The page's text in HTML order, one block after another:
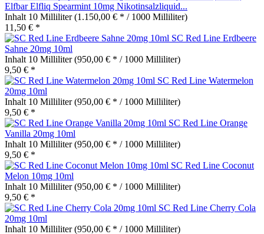
Elfbar Elfliq Spearmint 10mg Nikotinsalzliquid...
Inhalt 10 Milliliter(1.150,00 € * / 1000 Milliliter)
11,50 € *
SC Red Line Erdbeere
Sahne 20mg 10ml
Inhalt 10 Milliliter(950,00 € * / 1000 Milliliter)
9,50 € *
SC Red Line Watermelon
20mg 10ml
Inhalt 10 Milliliter(950,00 € * / 1000 Milliliter)
9,50 € *
SC Red Line Orange
Vanilla 20mg 10ml
Inhalt 10 Milliliter(950,00 € * / 1000 Milliliter)
9,50 € *
SC Red Line Coconut
Melon 10mg 10ml
Inhalt 10 Milliliter(950,00 € * / 1000 Milliliter)
9,50 € *
SC Red Line Cherry Cola
20mg 10ml
Inhalt 10 Milliliter(950,00 € * / 1000 Milliliter)